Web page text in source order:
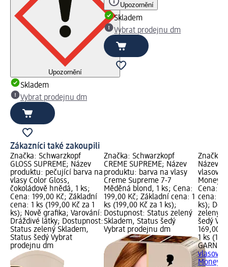
Upozornění
Skladem
Vybrat prodejnu dm
Upozornění
Skladem
Vybrat prodejnu dm
Zákazníci také zakoupili
Značka: Schwarzkopf
GLOSS SUPREME; Název
produktu: pečující barva na
vlasy Color Gloss,
čokoládově hnědá, 1 ks;
Cena: 199,00 Kč; Základní
cena: 1 ks (199,00 Kč za 1
ks); Nově grafika; Varování:
Dráždivé látky; Dostupnost:
Status zelený Skladem,
Status šedý Vybrat
prodejnu dm
Značka: Schwarzkopf
CREME SUPREME; Název
produktu: barva na vlasy
Creme Supreme 7-7
Měděná blond, 1 ks; Cena:
199,00 Kč; Základní cena: 1
ks (199,00 Kč za 1 ks);
Dostupnost: Status zelený
Skladem, Status šedý
Vybrat prodejnu dm
Značka:
Název
vlasová
Money
Cena:
cena: 1
ks);
zelený
šedý
169,00
1 ks
vlasová
Money